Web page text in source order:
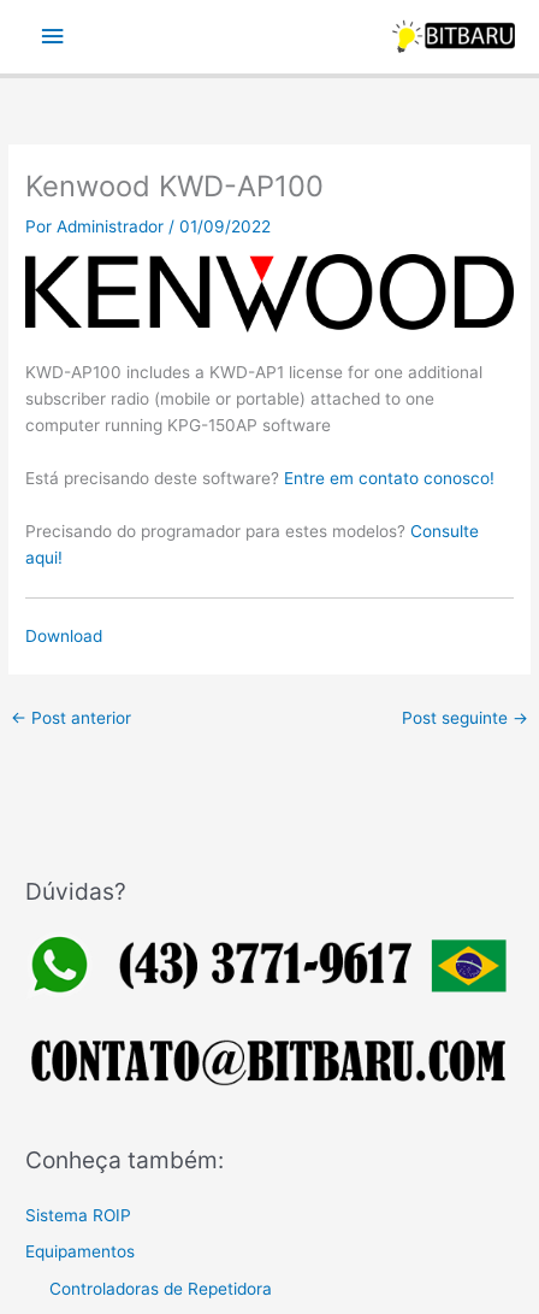
Menu
principal
Kenwood KWD-AP100
PorAdministrador /01/09/2022
KWD-AP100 includes a KWD-AP1 license for one additional
subscriber radio (mobile or portable) attached to one
computer running KPG-150AP software
Está precisando deste software? Entre em contato conosco!
Precisando do programador para estes modelos?Consulte
aqui!
Download
← Post anterior Post seguinte →
Dúvidas?
Conheça também:
Sistema ROIP
Equipamentos
Controladoras de Repetidora